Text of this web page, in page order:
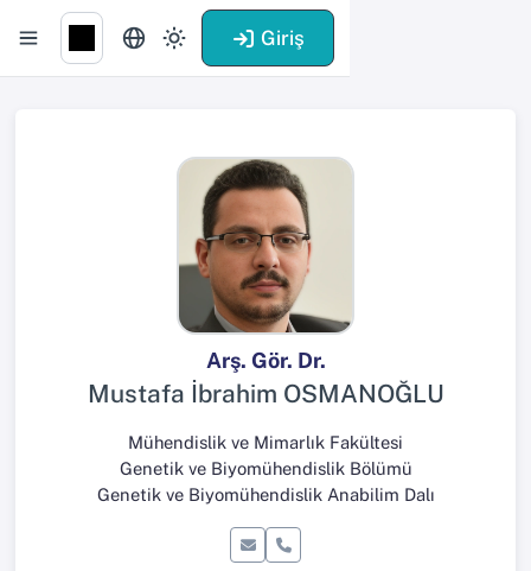
Giriş
Arş. Gör. Dr.
Mustafa İbrahim OSMANOĞLU
Mühendislik ve Mimarlık Fakültesi
Genetik ve Biyomühendislik Bölümü
Genetik ve Biyomühendislik Anabilim Dalı